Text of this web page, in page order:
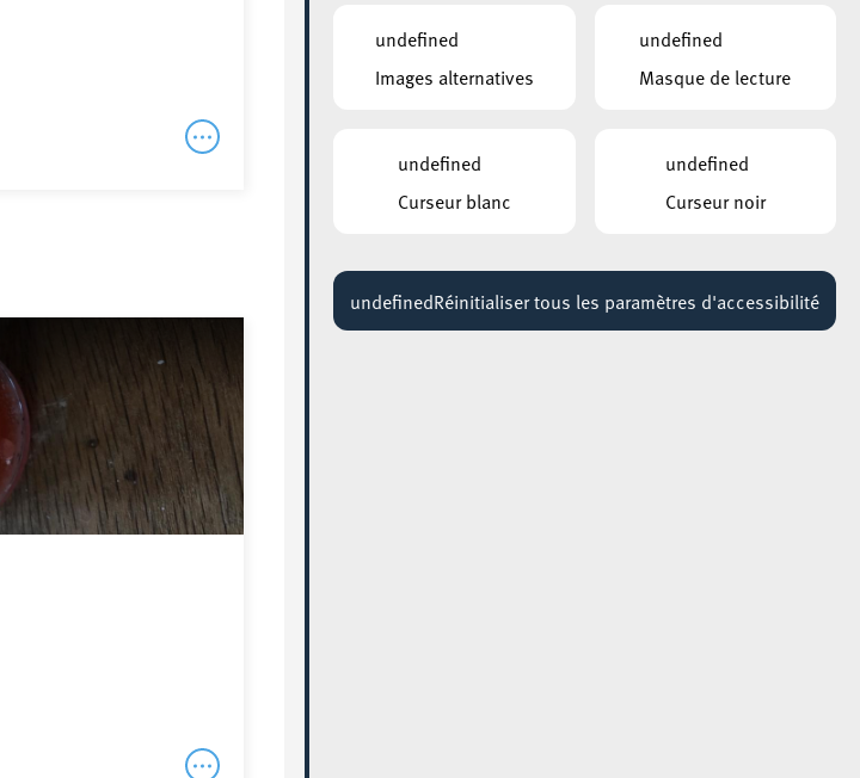
undefined
Images alternatives
undefined
Masque de lecture
undefined
Curseur blanc
undefined
Curseur noir
undefinedRéinitialiser tous les paramètres d'accessibilité